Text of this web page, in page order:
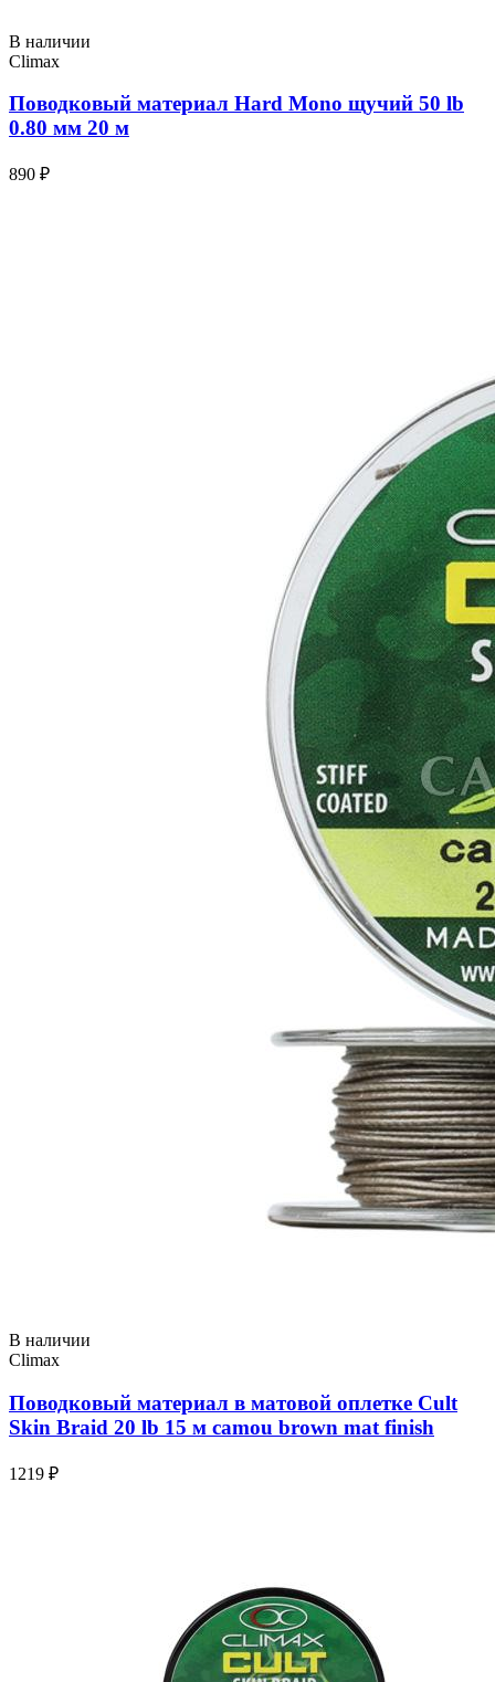
В наличии
Climax
Поводковый материал Hard Mono щучий 50 lb
0.80 мм 20 м
890 ₽
В наличии
Climax
Поводковый материал в матовой оплетке Cult
Skin Braid 20 lb 15 м camou brown mat finish
1219 ₽